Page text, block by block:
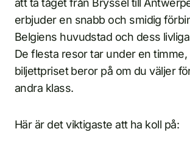
att ta tåget från Bryssel till
erbjuder en snabb och smidig
Belgiens huvudstad och dess
De flesta resor tar under en timme,
biljettpriset beror på om du väljer
andra klass.
Här är det viktigaste att ha koll på: